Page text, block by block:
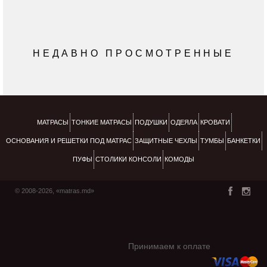
НЕДАВНО ПРОСМОТРЕННЫЕ
МАТРАСЫ ТОНКИЕ МАТРАСЫ ПОДУШКИ ОДЕЯЛА КРОВАТИ
ОСНОВАНИЯ И РЕШЕТКИ ПОД МАТРАС ЗАЩИТНЫЕ ЧЕХЛЫ ТУМБЫ БАНКЕТКИ
ПУФЫ СТОЛИКИ КОНСОЛИ КОМОДЫ
© 2008-2026, «matras.md»
Принимаем к оплате